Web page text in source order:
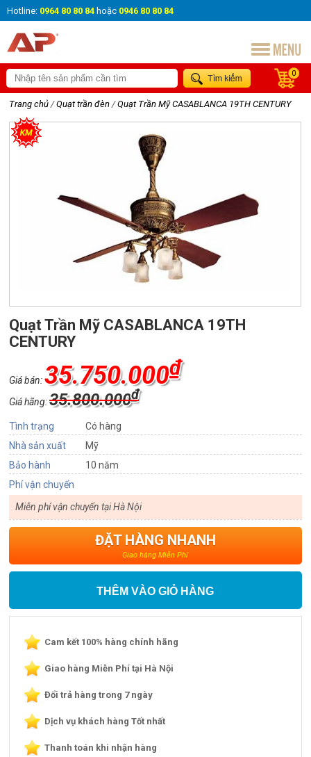
Hotline: 0964 80 80 84 hoặc 0946 80 80 84
0
Trang chủ / Quạt trần đèn / Quạt Trần Mỹ CASABLANCA 19TH CENTURY
Quạt Trần Mỹ CASABLANCA 19TH
CENTURY
Giá bán:35.750.000₫
Giá hãng:35.800.000₫
Tình trạng
Có hàng
Nhà sản xuất
Mỹ
Bảo hành
10 năm
Phí vận chuyển
Miễn phí vận chuyển tại Hà Nội
ĐẶT HÀNG NHANH
Giao hàng Miễn Phí
THÊM VÀO GIỎ HÀNG
Cam kết 100% hàng chính hãng
Giao hàng Miễn Phí tại Hà Nội
Đổi trả hàng trong 7 ngày
Dịch vụ khách hàng Tốt nhất
Thanh toán khi nhận hàng